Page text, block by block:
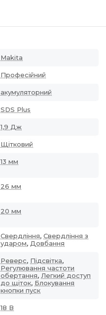
Makita
Професійний
акумуляторний
SDS Plus
1,9 Дж
Щітковий
13 мм
26 мм
20 мм
Свердління, Свердління з
ударом, Довбання
Реверс, Підсвітка,
Регулювання частоти
обертання, Легкий доступ
до щіток, Блокування
кнопки пуск
18 В